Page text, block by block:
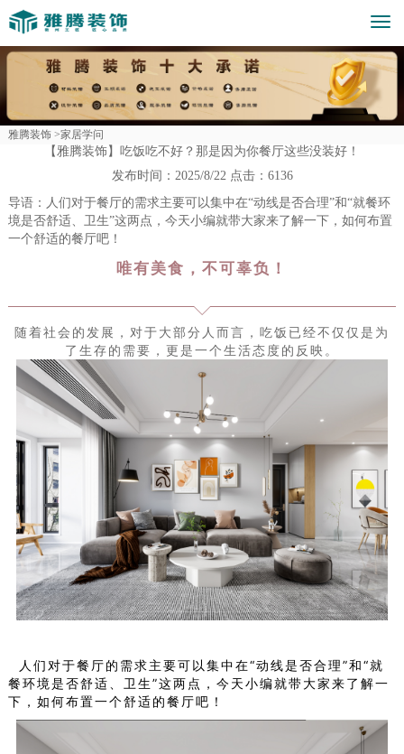
雅腾装饰 >家居学问
【雅腾装饰】吃饭吃不好？那是因为你餐厅这些没装好！
发布时间： 2025/8/22 点击： 6136
导语：人们对于餐厅的需求主要可以集中在“动线是否合理”和“就餐环
境是否舒适、卫生”这两点，今天小编就带大家来了解一下，如何布置
一个舒适的餐厅吧！
唯有美食，不可辜负！
随着社会的发展，对于大部分人而言，吃饭已经不仅仅是为
了生存的需要，更是一个生活态度的反映。
人们对于餐厅的需求主要可以集中在“动线是否合理”和“就
餐环境是否舒适、卫生”这两点，今天小编就带大家来了解一
下，如何布置一个舒适的餐厅吧！